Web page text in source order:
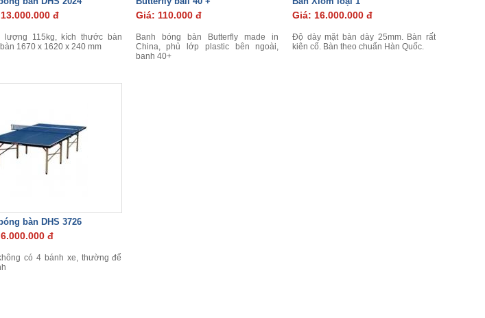
đ
lượng 115kg, kích thước bàn
1670 x 1620 x 240 mm
Giá: 110.000 đ
Banh bóng bàn Butterfly made in
China, phủ lớp plastic bên ngoài,
banh 40+
Giá: 16.000.000 đ
Độ dày mặt bàn dày 25mm. Bàn rất
kiên cố. Bàn theo chuẩn Hàn Quốc.
bàn DHS 3726
đ
có 4 bánh xe, thường để